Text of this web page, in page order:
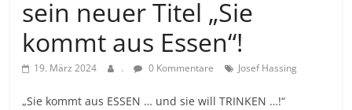
sein neuer Titel „Sie
kommt aus Essen“!
19. März 2024 . 0 Kommentare Josef Hassing
„Sie kommt aus ESSEN … und sie will TRINKEN …!“